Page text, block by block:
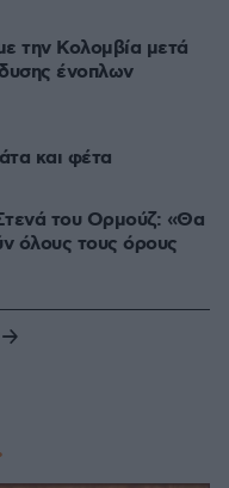
την Κολομβία μετά
ένοπλων
και φέτα
του Ορμούζ: «Θα
όλους τους όρους